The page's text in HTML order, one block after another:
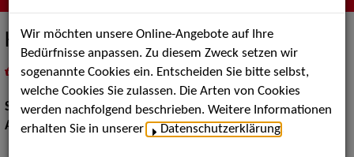
Kevin Knoche
als PDF speichern
inMeine Merklistelegen
Show:Artistik
Artistik:Jonglage
Wir möchten unsere Online-Angebote auf Ihre
Bedürfnisse anpassen. Zu diesem Zweck setzen wir
sogenannte Cookies ein. Entscheiden Sie bitte selbst,
welche Cookies Sie zulassen. Die Arten von Cookies
werden nachfolgend beschrieben. Weitere Informationen
erhalten Sie in unserer
Datenschutzerklärung